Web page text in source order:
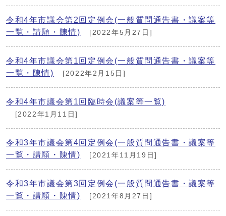
令和4年市議会第2回定例会(一般質問通告書・議案等
一覧・請願・陳情)
[2022年5月27日]
令和4年市議会第1回定例会(一般質問通告書・議案等
一覧・陳情)
[2022年2月15日]
令和4年市議会第1回臨時会(議案等一覧)
[2022年1月11日]
令和3年市議会第4回定例会(一般質問通告書・議案等
一覧・請願・陳情)
[2021年11月19日]
令和3年市議会第3回定例会(一般質問通告書・議案等
一覧・請願・陳情)
[2021年8月27日]